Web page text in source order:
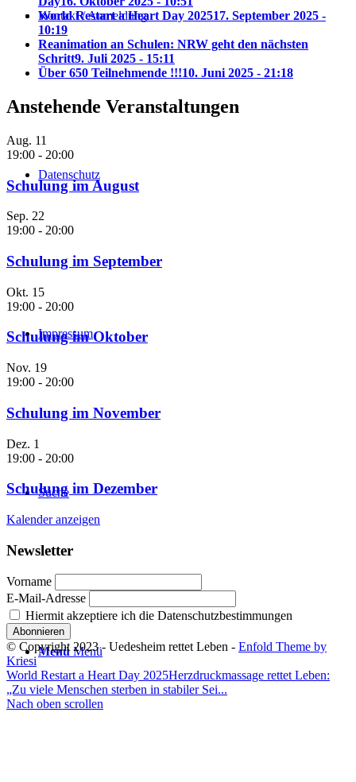
Kontakt / Anmeldung
Datenschutz
Impressum
Suche
Menü Menü
World Restart a Heart Day 202517. September 2025 -
10:19
Reanimation an Schulen: NRW geht den nächsten
Schritt9. Juli 2025 - 15:11
Über 650 Teilnehmende !!!10. Juni 2025 - 21:18
Anstehende Veranstaltungen
Aug. 11
19:00 - 20:00
Schulung im August
Sep. 22
19:00 - 20:00
Schulung im September
Okt. 15
19:00 - 20:00
Schulung im Oktober
Nov. 19
19:00 - 20:00
Schulung im November
Dez. 1
19:00 - 20:00
Schulung im Dezember
Kalender anzeigen
Newsletter
Vorname
E-Mail-Adresse
Hiermit akzeptiere ich die Datenschutzbestimmungen
© Copyright 2023 - Uedesheim rettet Leben - Enfold Theme by
Kriesi
World Restart a Heart Day 2025Herzdruckmassage rettet Leben:
„Zu viele Menschen sterben in stabiler Sei...
Nach oben scrollen